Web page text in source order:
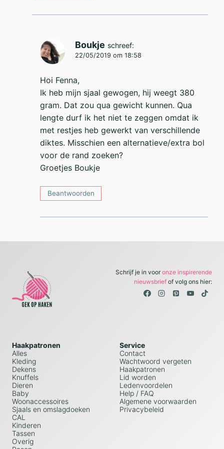
Boukje schreef:
22/05/2019 om 18:58
Hoi Fenna,
Ik heb mijn sjaal gewogen, hij weegt 380
gram. Dat zou qua gewicht kunnen. Qua
lengte durf ik het niet te zeggen omdat ik
met restjes heb gewerkt van verschillende
diktes. Misschien een alternatieve/extra bol
voor de rand zoeken?
Groetjes Boukje
Beantwoorden
Schrijf je in vooronze inspirerende
nieuwsbriefof volg ons hier:
Haakpatronen
Alles
Kleding
Dekens
Knuffels
Dieren
Baby
Woonaccessoires
Sjaals en omslagdoeken
CAL
Kinderen
Tassen
Overig
Service
Contact
Wachtwoord vergeten
Haakpatronen
Lid worden
Ledenvoordelen
Help / FAQ
Algemene voorwaarden
Privacybeleid